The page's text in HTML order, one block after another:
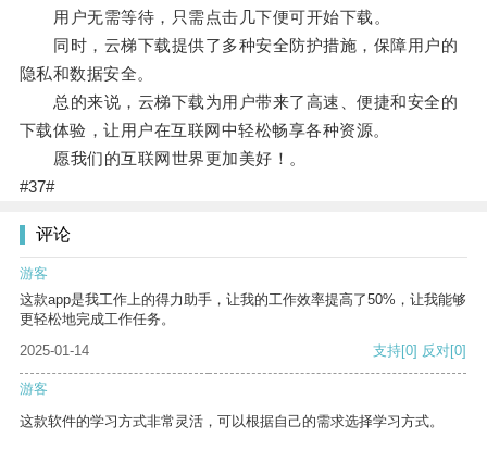
用户无需等待，只需点击几下便可开始下载。
同时，云梯下载提供了多种安全防护措施，保障用户的
隐私和数据安全。
总的来说，云梯下载为用户带来了高速、便捷和安全的
下载体验，让用户在互联网中轻松畅享各种资源。
愿我们的互联网世界更加美好！。
#37#
评论
游客
这款app是我工作上的得力助手，让我的工作效率提高了50%，让我能够
更轻松地完成工作任务。
2025-01-14
支持[0] 反对[0]
游客
这款软件的学习方式非常灵活，可以根据自己的需求选择学习方式。